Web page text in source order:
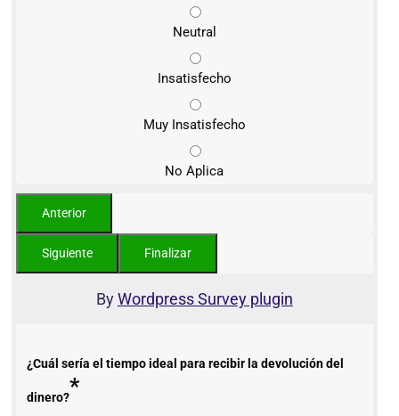
Neutral
Insatisfecho
Muy Insatisfecho
No Aplica
ByWordpress Survey plugin
¿Cuál sería el tiempo ideal para recibir la devolución del
dinero?*